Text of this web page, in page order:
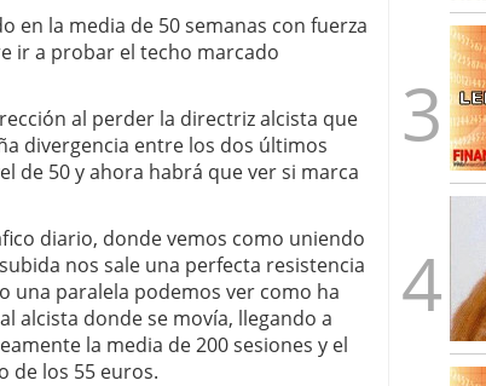
en la media de 50 semanas con fuerza
ir a probar el techo marcado
al perder la directriz alcista que
divergencia entre los dos últimos
de 50 y ahora habrá que ver si marca
diario, donde vemos como uniendo
nos sale una perfecta resistencia
una paralela podemos ver como ha
alcista donde se movía, llegando a
la media de 200 sesiones y el
de los 55 euros.